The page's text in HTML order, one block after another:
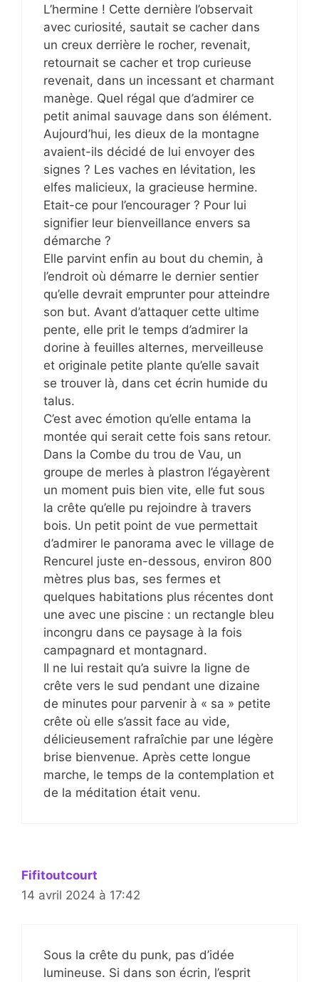
L’hermine ! Cette dernière l’observait
avec curiosité, sautait se cacher dans
un creux derrière le rocher, revenait,
retournait se cacher et trop curieuse
revenait, dans un incessant et charmant
manège. Quel régal que d’admirer ce
petit animal sauvage dans son élément.
Aujourd’hui, les dieux de la montagne
avaient-ils décidé de lui envoyer des
signes ? Les vaches en lévitation, les
elfes malicieux, la gracieuse hermine.
Etait-ce pour l’encourager ? Pour lui
signifier leur bienveillance envers sa
démarche ?
Elle parvint enfin au bout du chemin, à
l’endroit où démarre le dernier sentier
qu’elle devrait emprunter pour atteindre
son but. Avant d’attaquer cette ultime
pente, elle prit le temps d’admirer la
dorine à feuilles alternes, merveilleuse
et originale petite plante qu’elle savait
se trouver là, dans cet écrin humide du
talus.
C’est avec émotion qu’elle entama la
montée qui serait cette fois sans retour.
Dans la Combe du trou de Vau, un
groupe de merles à plastron l’égayèrent
un moment puis bien vite, elle fut sous
la crête qu’elle pu rejoindre à travers
bois. Un petit point de vue permettait
d’admirer le panorama avec le village de
Rencurel juste en-dessous, environ 800
mètres plus bas, ses fermes et
quelques habitations plus récentes dont
une avec une piscine : un rectangle bleu
incongru dans ce paysage à la fois
campagnard et montagnard.
Il ne lui restait qu’a suivre la ligne de
crête vers le sud pendant une dizaine
de minutes pour parvenir à « sa » petite
crête où elle s’assit face au vide,
délicieusement rafraîchie par une légère
brise bienvenue. Après cette longue
marche, le temps de la contemplation et
de la méditation était venu.
Fifitoutcourt
14 avril 2024 à 17:42
Sous la crête du punk, pas d’idée
lumineuse. Si dans son écrin, l’esprit